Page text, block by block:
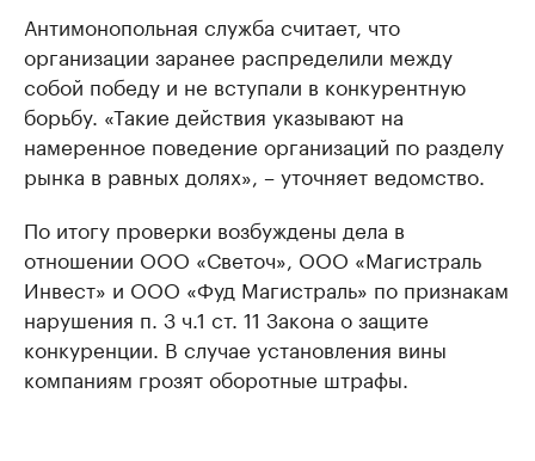
Антимонопольная служба считает, что
организации заранее распределили между
собой победу и не вступали в конкурентную
борьбу. «Такие действия указывают на
намеренное поведение организаций по разделу
рынка в равных долях», – уточняет ведомство.
По итогу проверки возбуждены дела в
отношении ООО «Светоч», ООО «Магистраль
Инвест» и ООО «Фуд Магистраль» по признакам
нарушения п. 3 ч.1 ст. 11 Закона о защите
конкуренции. В случае установления вины
компаниям грозят оборотные штрафы.